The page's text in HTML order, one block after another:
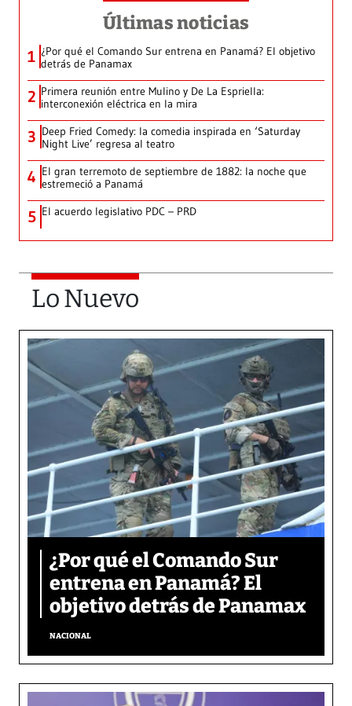
Últimas noticias
1 ¿Por qué el Comando Sur entrena en Panamá? El objetivo
detrás de Panamax
2 Primera reunión entre Mulino y De La Espriella:
interconexión eléctrica en la mira
3 Deep Fried Comedy: la comedia inspirada en ‘Saturday
Night Live’ regresa al teatro
4 El gran terremoto de septiembre de 1882: la noche que
estremeció a Panamá
5 El acuerdo legislativo PDC – PRD
Lo Nuevo
¿Por qué el Comando Sur
entrena en Panamá? El
objetivo detrás de Panamax
NACIONAL